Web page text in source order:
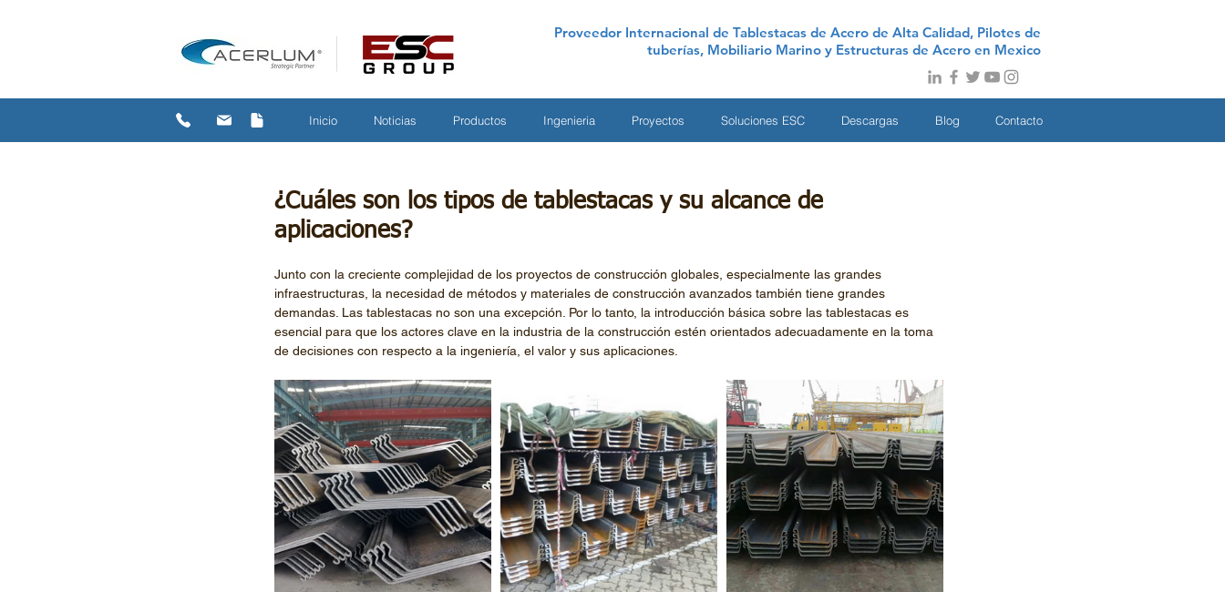
Proveedor Internacional de Tablestacas de Acero de Alta Calidad, Pilotes de
tuberías, Mobiliario Marino y Estructuras de Acero en Mexico
Inicio Noticias Productos Ingenieria Proyectos Soluciones ESC Descargas Blog Contacto
¿Cuáles son los tipos de tablestacas y su alcance de
aplicaciones?
Junto con la creciente complejidad de los proyectos de construcción globales, especialmente las grandes
infraestructuras, la necesidad de métodos y materiales de construcción avanzados también tiene grandes
demandas. Las tablestacas no son una excepción. Por lo tanto, la introducción básica sobre las tablestacas es
esencial para que los actores clave en la industria de la construcción estén orientados adecuadamente en la toma
de decisiones con respecto a la ingeniería, el valor y sus aplicaciones.